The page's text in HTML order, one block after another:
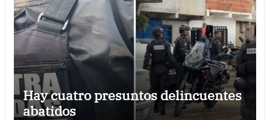
Hay cuatro presuntos delincuentes
abatidos